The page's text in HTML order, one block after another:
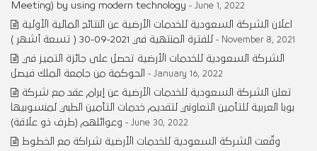
Meeting) by using modern technology - June 1, 2022
اعلان الشركة السعودية للخدمات الأرضية عن النتائج المالية الأولية
للفترة المنتهية في 2021-09-30 ( تسعة أشهر )
- November 8, 2021
الشركة السعودية للخدمات الأرضية تحصل على جائزة التميز في
الحوكمة من جامعة الملك فيصل
- January 16, 2022
تعلن الشركة السعودية للخدمات الأرضية عن إبرام عقد مع شركة
بوبا العربية للتأمين التعاوني لتقديم خدمات التأمين الطبي لمنسوبيها
وعوائلهم (طرف ذو علاقة) - June 30, 2022
وقّعت الشركة السعودية للخدمات الأرضية شراكة مع الخطوط